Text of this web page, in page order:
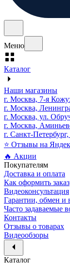
Меню
Каталог
Наши магазины
г. Москва, 7-я
г. Москва,
г. Москва, ул.
г. Москва,
г. Санкт-
⭐ Отзывы на
🔥 Акции
Покупателям
Доставка и оплата
Как оформить заказ
Видеоконсультация
Гарантии, обмен и
Часто задаваемые
Контакты
Отзывы о товарах
Видеообзоры
Каталог